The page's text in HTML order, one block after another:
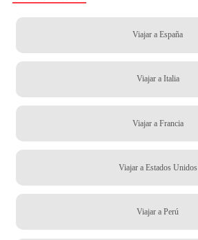
Viajar a España
Viajar a Italia
Viajar a Francia
Viajar a Estados Unidos
Viajar a Perú